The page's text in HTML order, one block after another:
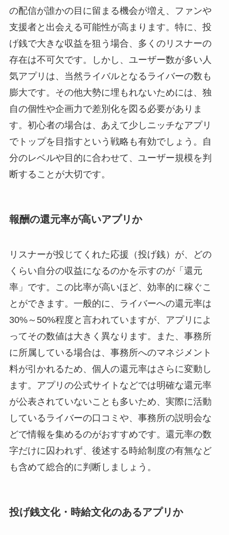
の配信が誰かの目に留まる機会が増え、ファンや
支援者と出会える可能性が高まります。特に、投
げ銭で大きな収益を狙う場合、多くのリスナーの
存在は不可欠です。しかし、ユーザー数が多い人
気アプリは、当然ライバルとなるライバーの数も
膨大です。その他大勢に埋もれないためには、独
自の個性や企画力で差別化を図る必要がありま
す。初心者の場合は、あえて少しニッチなアプリ
でトップを目指すという戦略も有効でしょう。自
分のレベルや目的に合わせて、ユーザー規模を判
断することが大切です。
報酬の還元率が高いアプリか
リスナーが投じてくれた応援（投げ銭）が、どの
くらい自分の収益になるのかを示すのが「還元
率」です。この比率が高いほど、効率的に稼ぐこ
とができます。一般的に、ライバーへの還元率は
30%～50%程度と言われていますが、アプリによ
ってその数値は大きく異なります。また、事務所
に所属している場合は、事務所へのマネジメント
料が引かれるため、個人の還元率はさらに変動し
ます。アプリの公式サイトなどでは明確な還元率
が公表されていないことも多いため、実際に活動
しているライバーの口コミや、事務所の説明会な
どで情報を集めるのがおすすめです。還元率の数
字だけに囚われず、後述する時給制度の有無など
も含めて総合的に判断しましょう。
投げ銭文化・時給文化のあるアプリか